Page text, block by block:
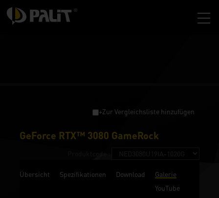
+Zur Vergleichsliste hinzufügen
GeForce RTX™ 3080 GameRock
Übersicht Spezifikationen Download
Galerie
YouTube